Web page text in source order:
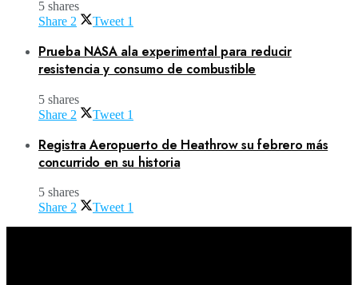
5 shares
Share 2 Tweet 1
Prueba NASA ala experimental para reducir
resistencia y consumo de combustible
5 shares
Share 2 Tweet 1
Registra Aeropuerto de Heathrow su febrero más
concurrido en su historia
5 shares
Share 2 Tweet 1